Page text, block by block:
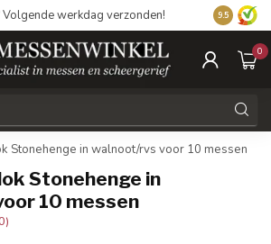
werkdag verzonden! 9.5
0
Stonehenge in walnoot/rvs voor 10 messen
Stonehenge in
10 messen